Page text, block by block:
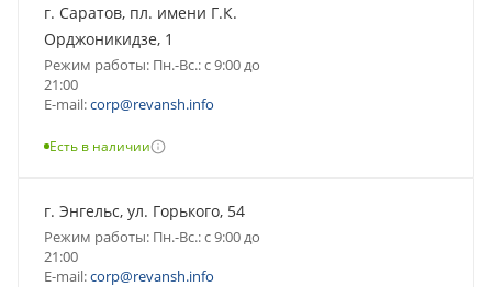
г. Саратов, пл. имени Г.К.
Орджоникидзе, 1
Режим работы: Пн.-Вс.: с 9:00 до
21:00
E-mail:corp@revansh.info
Есть в наличии
г. Энгельс, ул. Горького, 54
Режим работы: Пн.-Вс.: с 9:00 до
21:00
E-mail:corp@revansh.info